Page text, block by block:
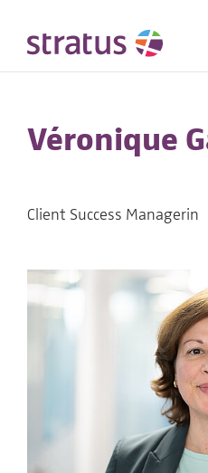
Véronique
Client Success Managerin